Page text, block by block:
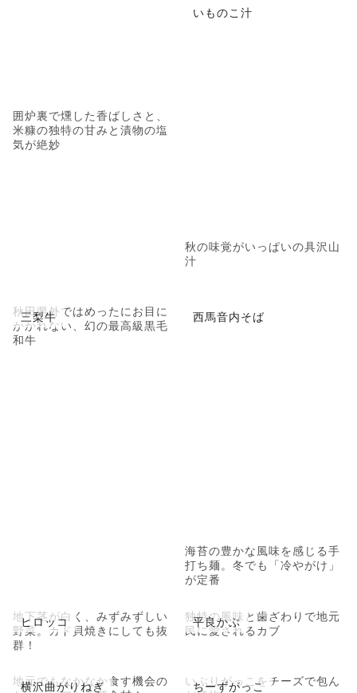
囲炉裏で燻した香ばしさと、
米糠の独特の甘みと漬物の塩
気が絶妙
いものこ汁
秋の味覚がいっぱいの具沢山
汁
三梨牛
秋田県外ではめったにお目に
かかれない、幻の最高級黒毛
和牛
西馬音内そば
海苔の豊かな風味を感じる手
打ち麺。冬でも「冷やがけ」
が定番
ヒロッコ
地下茎が白く、みずみずしい
野菜。カド貝焼きにしても抜
群！
平良かぶ
独特の風味と歯ざわりで地元
民に愛されるカブ
横沢曲がりねぎ
地元でもなかなか食す機会の
ちーずがっこ
いぶりがっこをチーズで包ん